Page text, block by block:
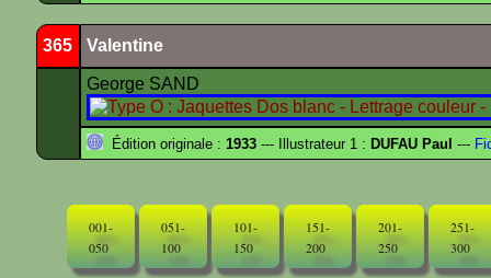
365 Valentine
George SAND
Édition originale : 1933 --- Illustrateur 1 : DUFAU Paul ---
001-
050
051-
100
101-
150
151-
200
201-
250
251-
300